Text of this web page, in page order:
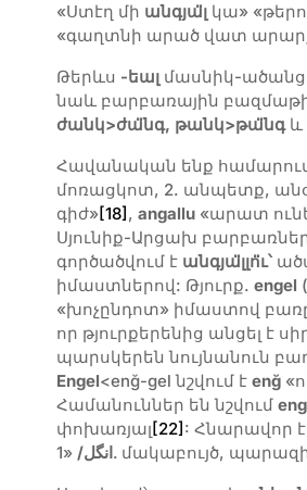
«Ստէղ մի անգյալ կա»
«գաղտնի արած վատ
Թերևս -եալ մասնիկ-
նաև բարբառային
ժանկ>ժանգ, թանկ>թանգ և
Հավանական ենք
մոռացկոտ, 2. անպետք,
գիժ»[18] , angallu «արատ
Սյունիք-Արցախ
գործածվում է անգյալլու՝
իմաստներով: Թյուրք. engel
«խոչընդոտ» իմաստով
որ թյուրքերենից անցել է
պարսկերեն նույնանուն
Engel<enğ-gel նշվում է enğ
Համանուններ են նշվում
փոխառյալ [22] : Հնարավոր
انگل/
«1. մակաբույծ,